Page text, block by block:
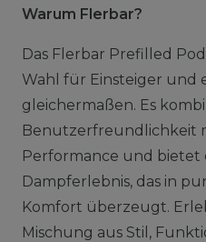
Warum Flerbar?
Das Flerbar Prefilled
Wahl für Einsteiger und
gleichermaßen. Es
Benutzerfreundlichkeit
Performance und bietet
Dampferlebnis, das in
Komfort überzeugt.
Mischung aus Stil,